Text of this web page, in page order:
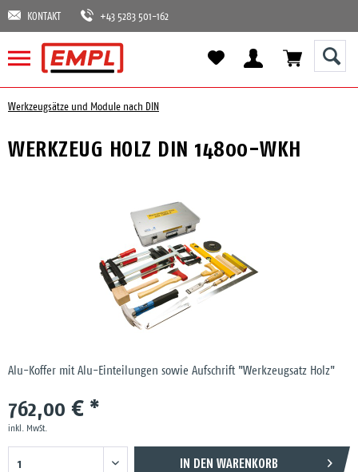
KONTAKT +43 5283 501-162
Werkzeugsätze und Module nach DIN
WERKZEUG HOLZ DIN 14800-WKH
Alu-Koffer mit Alu-Einteilungen sowie Aufschrift "Werkzeugsatz Holz"
762,00 € *
inkl. MwSt.
IN DEN WARENKORB